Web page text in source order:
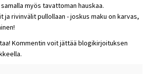
myös tavattoman hauskaa.
ja rivinvälit pullollaan - joskus maku on karvas,
Kommentin voit jättää blogikirjoituksen